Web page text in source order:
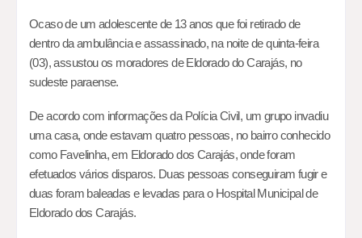
Ocaso de um adolescente de 13 anos que foi retirado de
dentro da ambulância e assassinado, na noite de quinta-feira
(03), assustou os moradores de Eldorado do Carajás, no
sudeste paraense.
De acordo com informações da Polícia Civil, um grupo invadiu
uma casa, onde estavam quatro pessoas, no bairro conhecido
como Favelinha, em Eldorado dos Carajás, onde foram
efetuados vários disparos. Duas pessoas conseguiram fugir e
duas foram baleadas e levadas para o Hospital Municipal de
Eldorado dos Carajás.